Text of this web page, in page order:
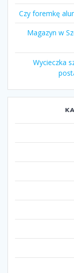
Czy foremkę
Magazyn w
Wycieczka